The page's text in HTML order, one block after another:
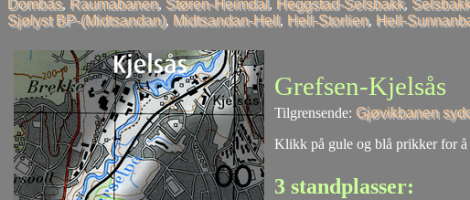
Dombås, Raumabanen, Støren-Heimdal, Heggstad-Selsbakk,
Sjølyst BP-(Midtsandan), Midtsandan-Hell, Hell-Storlien, Hell-
Grefsen-Kjelsås
Tilgrensende: Gjøvikbanen
Klikk på gule og blå prikker for å
3 standplasser: